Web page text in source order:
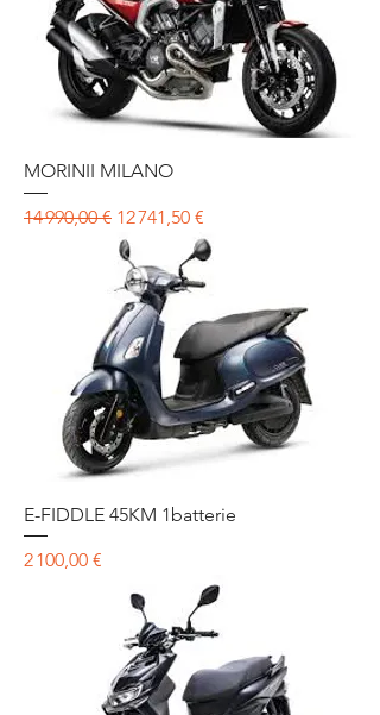
MORINII MILANO
Prix original
14 990,00 € Prix promotionnel
12 741,50 €
E-FIDDLE 45KM 1batterie
Prix
2 100,00 €